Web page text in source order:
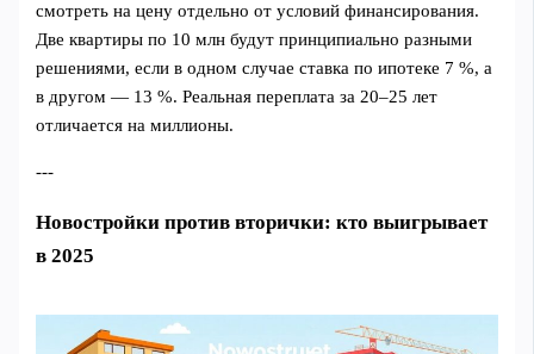
смотреть на цену отдельно от условий финансирования.
Две квартиры по 10 млн будут принципиально разными
решениями, если в одном случае ставка по ипотеке 7 %, а
в другом — 13 %. Реальная переплата за 20–25 лет
отличается на миллионы.
---
Новостройки против вторички: кто выигрывает
в 2025